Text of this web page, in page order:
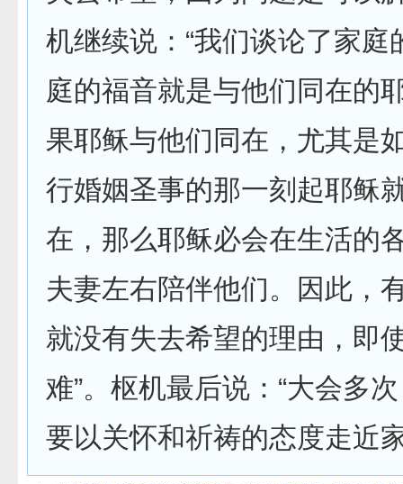
机继续说：“我们谈论了家庭
庭的福音就是与他们同在的
果耶稣与他们同在，尤其是
行婚姻圣事的那一刻起耶稣
在，那么耶稣必会在生活的
夫妻左右陪伴他们。因此，
就没有失去希望的理由，即
难”。枢机最后说：“大会多
要以关怀和祈祷的态度走近